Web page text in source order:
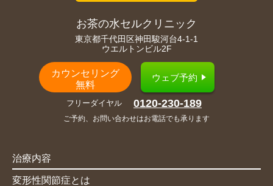
お茶の水セルクリニック
東京都千代田区神田駿河台4-1-1
ウエルトンビル2F
カウンセリング
無料
ウェブ予約
フリーダイヤル 0120-230-189
ご予約、お問い合わせはお電話でも承ります
治療内容
変形性関節症とは